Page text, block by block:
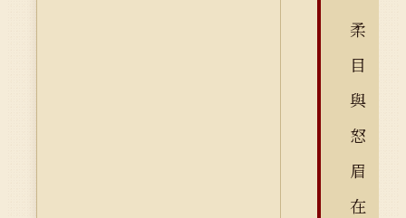
柔
目
與
怒
眉
在